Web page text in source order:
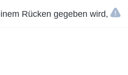
Rücken gegeben wird,